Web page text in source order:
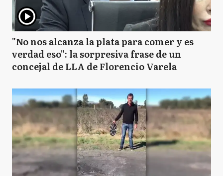
"No nos alcanza la plata para comer y es
verdad eso": la sorpresiva frase de un
concejal de LLA de Florencio Varela